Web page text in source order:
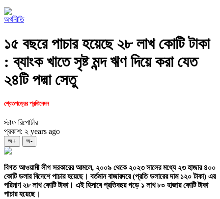
অর্থনীতি
১৫ বছরে পাচার হয়েছে ২৮ লাখ কোটি টাকা
: ব্যাংক খাতে সৃষ্ট মন্দ ঋণ দিয়ে করা যেত
২৪টি পদ্মা সেতু
শ্বেতপত্রের প্রতিবেদন
স্টাফ রিপোর্টার
প্রকাশ: ২ years ago
অ+ অ-
বিগত আওয়ামী লীগ সরকারের আমলে, ২০০৯ থেকে ২০২৩ সালের মধ্যে ২৩ হাজার ৪০০
কোটি ডলার বিদেশে পাচার হয়েছে। বর্তমান বাজারদরে (প্রতি ডলারের দাম ১২০ টাকা) এর
পরিমাণ ২৮ লাখ কোটি টাকা। এই হিসাবে প্রতিবছর গড়ে ১ লাখ ৮০ হাজার কোটি টাকা
পাচার হয়েছে।